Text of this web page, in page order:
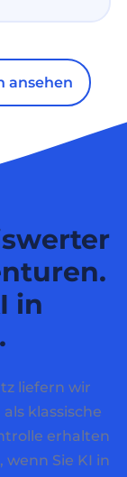
ansehen
in
liefern wir
klassische
erhalten
wenn Sie KI in